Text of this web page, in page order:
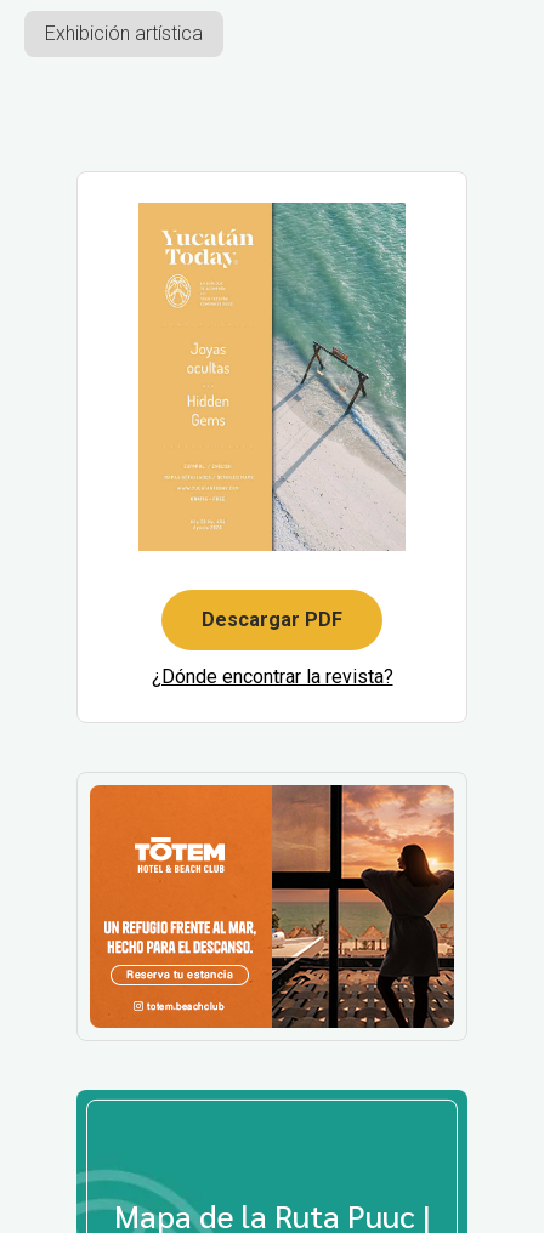
Exhibición artística
Descargar PDF
¿Dónde encontrar la revista?
Mapa de la Ruta Puuc |